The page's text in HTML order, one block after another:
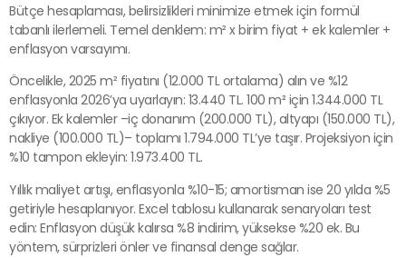
Bütçe hesaplaması, belirsizlikleri minimize etmek için formül
tabanlı ilerlemeli. Temel denklem: m² x birim fiyat + ek kalemler +
enflasyon varsayımı.
Öncelikle, 2025 m² fiyatını (12.000 TL ortalama) alın ve %12
enflasyonla 2026’ya uyarlayın: 13.440 TL. 100 m² için 1.344.000 TL
çıkıyor. Ek kalemler –iç donanım (200.000 TL), altyapı (150.000 TL),
nakliye (100.000 TL)– toplamı 1.794.000 TL’ye taşır. Projeksiyon için
%10 tampon ekleyin: 1.973.400 TL.
Yıllık maliyet artışı, enflasyonla %10-15; amortisman ise 20 yılda %5
getiriyle hesaplanıyor. Excel tablosu kullanarak senaryoları test
edin: Enflasyon düşük kalırsa %8 indirim, yüksekse %20 ek. Bu
yöntem, sürprizleri önler ve finansal denge sağlar.